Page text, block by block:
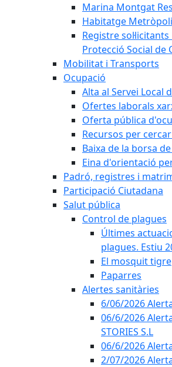
Marina Montgat
Habitatge
Registre
Protecció Social de
Mobilitat i Transports
Ocupació
Alta al Servei Local
Ofertes laborals
Oferta pública
Recursos per
Baixa de la borsa
Eina d'orientació
Padró, registres i
Participació Ciutadana
Salut pública
Control de plagues
Últimes
plagues. Estiu
El mosquit tigre
Paparres
Alertes sanitàries
6/06/2026
06/6/2026
STORIES S.L
06/6/2026
2/07/2026